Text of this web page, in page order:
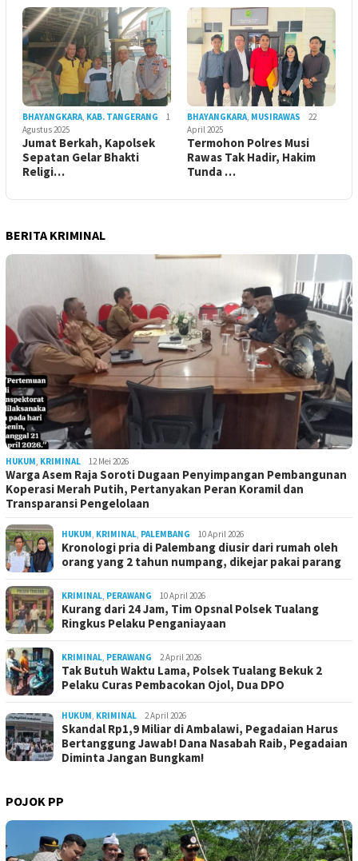
BHAYANGKARA, KAB. TANGERANG
1
Agustus 2025
Jumat Berkah, Kapolsek
Sepatan Gelar Bhakti
Religi…
BHAYANGKARA, MUSIRAWAS
22
April 2025
Termohon Polres Musi
Rawas Tak Hadir, Hakim
Tunda …
BERITA KRIMINAL
HUKUM, KRIMINAL 12 Mei 2026
Warga Asem Raja Soroti Dugaan Penyimpangan Pembangunan
Koperasi Merah Putih, Pertanyakan Peran Koramil dan
Transparansi Pengelolaan
HUKUM, KRIMINAL, PALEMBANG 10 April 2026
Kronologi pria di Palembang diusir dari rumah oleh
orang yang 2 tahun numpang, dikejar pakai parang
KRIMINAL, PERAWANG 10 April 2026
Kurang dari 24 Jam, Tim Opsnal Polsek Tualang
Ringkus Pelaku Penganiayaan
KRIMINAL, PERAWANG 2 April 2026
Tak Butuh Waktu Lama, Polsek Tualang Bekuk 2
Pelaku Curas Pembacokan Ojol, Dua DPO
HUKUM, KRIMINAL 2 April 2026
Skandal Rp1,9 Miliar di Ambalawi, Pegadaian Harus
Bertanggung Jawab! Dana Nasabah Raib, Pegadaian
Diminta Jangan Bungkam!
POJOK PP